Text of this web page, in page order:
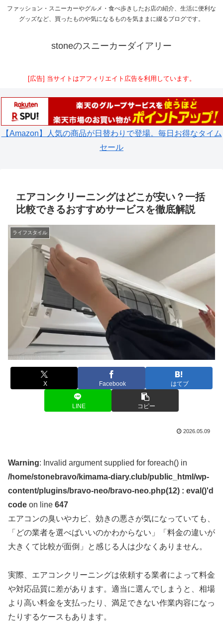
ファッション・スニーカーやグルメ・食べ歩きしたお店の紹介、生活に便利な
グッズなど、買ったものや気になるものを気ままに綴るブログです。
stoneのスニーカーダイアリー
[広告] 当サイトはアフィリエイト広告を利用しています。
【Amazon】人気の商品が日替わりで登場。毎日お得なタイム
セール
エアコンクリーニングはどこが安い？一括
比較できるおすすめサービスを徹底解説
ライフスタイル
X Facebook はてブ
LINE コピー
2026.05.09
Warning: Invalid argument supplied for foreach() in
/home/stonebravo/kimama-diary.club/public_html/wp-
content/plugins/bravo-neo/bravo-neo.php(12) : eval()'d
code on line 647
エアコンの臭いやカビ、効きの悪さが気になっていても、
「どの業者を選べばいいのかわからない」「料金の違いが
大きくて比較が面倒」と感じる人は少なくありません。
実際、エアコンクリーニングは依頼する業者によって料金
や対応品質に差があります。適当に選んでしまうと、相場
より高い料金を支払ったり、満足できない作業内容になっ
たりするケースもあります。